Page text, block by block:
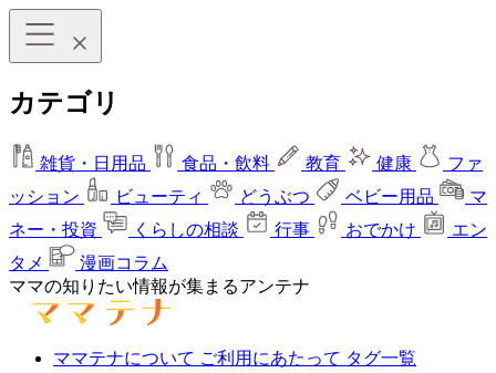
カテゴリ
雑貨・日用品 食品・飲料 教育 健康
ファ
ッション
ビューティ どうぶつ ベビー用品
マ
ネー・投資
くらしの相談 行事 おでかけ
エン
タメ
漫画コラム
ママの知りたい情報が集まるアンテナ
ママテナについて ご利用にあたって タグ一覧